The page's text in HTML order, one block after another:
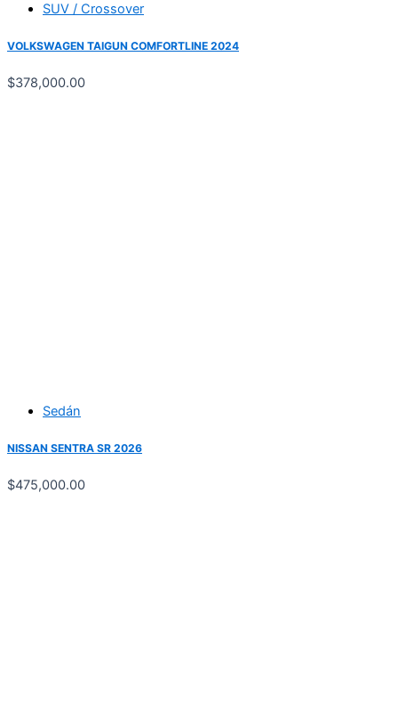
SUV / Crossover
VOLKSWAGEN TAIGUN COMFORTLINE 2024
$378,000.00
Sedán
NISSAN SENTRA SR 2026
$475,000.00